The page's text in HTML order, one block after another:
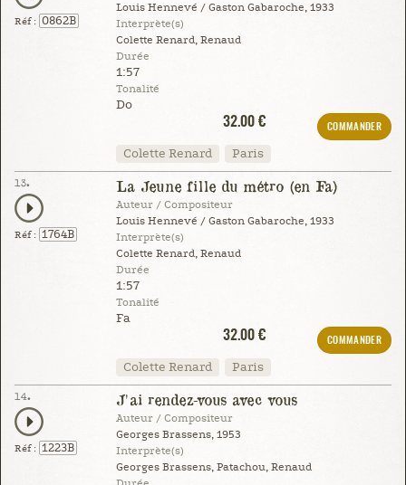
Réf : 0862B
Louis Hennevé / Gaston Gabaroche, 1933
Interprète(s)
Colette Renard, Renaud
Durée
1:57
Tonalité
Do
32.00 €
COMMANDER
Colette Renard Paris
13.
Réf : 1764B
La Jeune fille du métro (en Fa)
Auteur / Compositeur
Louis Hennevé / Gaston Gabaroche, 1933
Interprète(s)
Colette Renard, Renaud
Durée
1:57
Tonalité
Fa
32.00 €
COMMANDER
Colette Renard Paris
14.
Réf : 1223B
J'ai rendez-vous avec vous
Auteur / Compositeur
Georges Brassens, 1953
Interprète(s)
Georges Brassens, Patachou, Renaud